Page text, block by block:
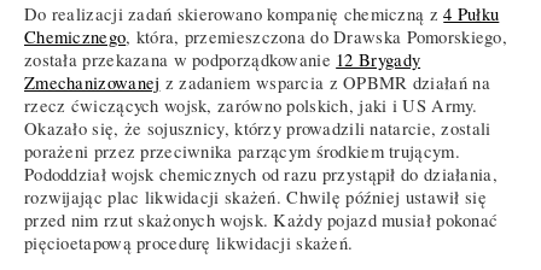
Do realizacji zadań skierowano kompanię chemiczną z4 Pułku
Chemicznego, która, przemieszczona do Drawska Pomorskiego,
została przekazana w podporządkowanie 12 Brygady
Zmechanizowanej z zadaniem wsparcia z OPBMR działań na
rzecz ćwiczących wojsk, zarówno polskich, jaki i US Army.
Okazało się, że sojusznicy, którzy prowadzili natarcie, zostali
porażeni przez przeciwnika parzącym środkiem trującym.
Pododdział wojsk chemicznych od razu przystąpił do działania,
rozwijając plac likwidacji skażeń. Chwilę później ustawił się
przed nim rzut skażonych wojsk. Każdy pojazd musiał pokonać
pięcioetapową procedurę likwidacji skażeń.